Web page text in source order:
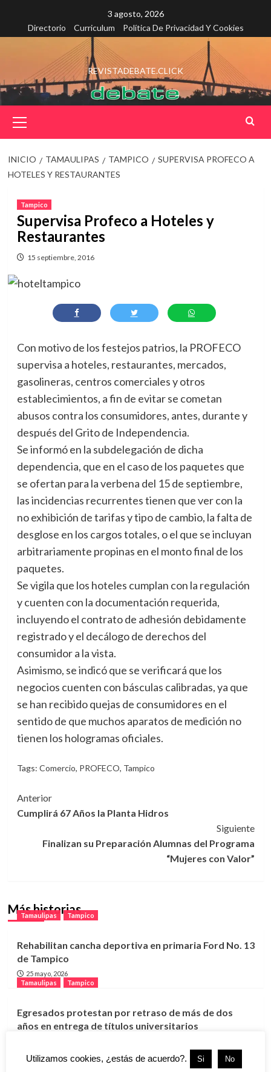
contenido
3 agosto, 2026
Directorio
Curriculum Política De Privacidad Y Cookies
REVISTADEBATE.CLICK
principal
INICIO TAMAULIPAS TAMPICO
SUPERVISA PROFECO A
HOTELES Y RESTAURANTES
Tampico
Supervisa Profeco a Hoteles y
Restaurantes
15 septiembre, 2016
Con motivo de los festejos patrios, la PROFECO
supervisa a hoteles, restaurantes, mercados,
gasolineras, centros comerciales y otros
establecimientos, a fin de evitar se cometan
abusos contra los consumidores, antes, durante y
después del Grito de Independencia.
Se informó en la subdelegación de dicha
dependencia, que en el caso de los paquetes que
se ofertan para la verbena del 15 de septiembre,
las incidencias recurrentes tienen que ver con la
no exhibición de tarifas y tipo de cambio, la falta de
desglose en los cargos totales, o el que se incluyan
arbitrariamente propinas en el monto final de los
paquetes.
Se vigila que los hoteles cumplan con la regulación
y cuenten con la documentación requerida,
incluyendo el contrato de adhesión debidamente
registrado y el decálogo de derechos del
consumidor a la vista.
Asimismo, se indicó que se verificará que los
negocios cuenten con básculas calibradas, ya que
se han recibido quejas de consumidores en el
sentido de que muchos aparatos de medición no
tienen los hologramas oficiales.
Tags: Comercio, PROFECO, Tampico
Navegación
de
entradas
Anterior
Cumplirá 67 Años la Planta Hidros
Siguiente
Finalizan su Preparación Alumnas del Programa
“Mujeres con Valor”
Más historias
Tamaulipas Tampico
Rehabilitan cancha deportiva en primaria Ford No. 13
de Tampico
25 mayo, 2026
Tamaulipas
Tampico
Egresados protestan por retraso de más de dos
años en entrega de títulos universitarios
Utilizamos cookies, ¿estás de acuerdo?. Si No